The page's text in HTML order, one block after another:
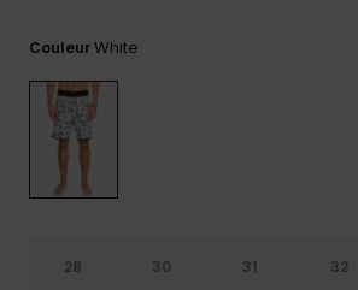
la FAQ
CouleurWhite
28 30 31 32